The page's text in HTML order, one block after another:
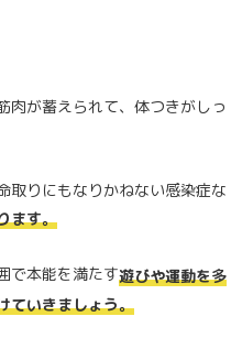
肉が蓄えられて、体つきがしっ
取りにもなりかねない感染症な
ます。
で本能を満たす遊びや運動を多
ていきましょう。